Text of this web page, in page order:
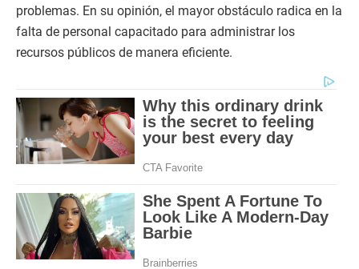
problemas. En su opinión, el mayor obstáculo radica en la
falta de personal capacitado para administrar los
recursos públicos de manera eficiente.